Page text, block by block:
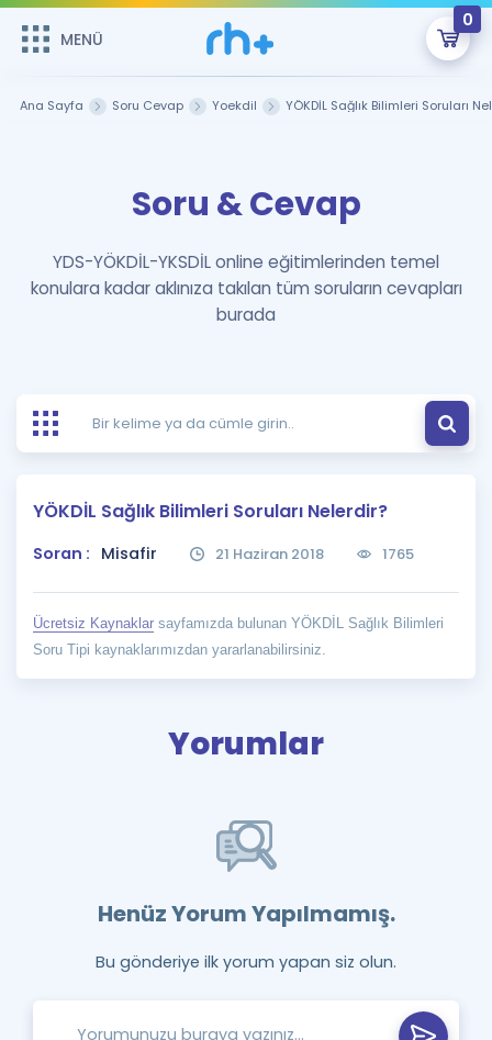
MENÜ
0
Şifremi Hatırlamıyorum
GİRİŞ YAP
Remzi Hoca ile seni sınava hazırlayacak onlarca eğitim seni
bekliyor!
MENÜ
Çalışma Paketleri
Kitaplar ve Kaynaklar
Ücretsiz Kaynaklar
Puan Hesaplama
Rehberlik Aracı
Kampanyalar
İngilizce Gramer
Blog
İngilizce Gramer
Hakkımızda
Ana Sayfa Soru Cevap Yoekdil YÖKDİL Sağlık Bilimleri Soruları
Soru & Cevap
YDS-YÖKDİL-YKSDİL online eğitimlerinden temel
konulara kadar aklınıza takılan tüm soruların cevapları
burada
YÖKDİL Sağlık Bilimleri Soruları Nelerdir?
Soran : Misafir 21 Haziran 2018 1765
Ücretsiz Kaynaklar sayfamızda bulunan YÖKDİL Sağlık Bilimleri
Soru Tipi kaynaklarımızdan yararlanabilirsiniz.
Yorumlar
Henüz Yorum Yapılmamış.
Bu gönderiye ilk yorum yapan siz olun.